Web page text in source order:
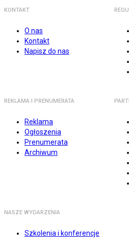
KONTAKT
O nas
Kontakt
Napisz do nas
REKLAMA I PRENUMERATA
Reklama
Ogłoszenia
Prenumerata
Archiwum
NASZE WYDARZENIA
Szkolenia i konferencje